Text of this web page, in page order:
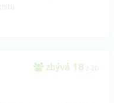
zbývá 18 z 20